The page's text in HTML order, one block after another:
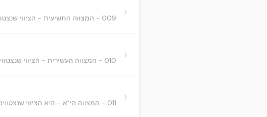
009 - המצווה התשיעית - הציווי שנצטווינו על קדוש השם ›
010 - המצווה העשירית - הציווי שנצטווינו לקרא קריאת שמע בכל יום - ערבית ושחרית ›
011 - המצווה הי"א - היא הציווי שנצטווינו ללמד חכמת התורה וללמדה - וזהו הנקרא תלמוד תורה. ›